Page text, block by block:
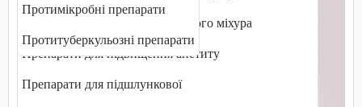
Препарати для печінки і жовчного міхура
Препарати для підвищення апетиту
Препарати для підшлункової
Протимікробні препарати
Протитуберкульозні препарати